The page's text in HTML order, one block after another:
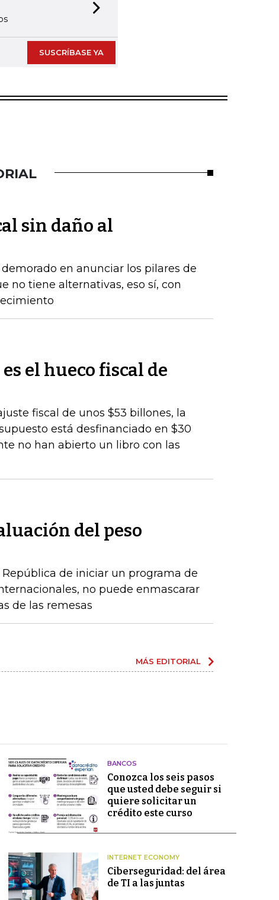
SUSCRÍBASE YA
sin daño al
en anunciar los pilares de
no tiene alternativas, eso sí, con
el hueco fiscal de
fiscal de unos $53 billones, la
está desfinanciado en $30
no han abierto un libro con las
del peso
de iniciar un programa de
no puede enmascarar
de las remesas
MÁS EDITORIAL
BANCOS
Conozca los seis pasos
que usted debe seguir si
quiere solicitar un
crédito este curso
INTERNET ECONOMY
Ciberseguridad: del área
de TI a las juntas